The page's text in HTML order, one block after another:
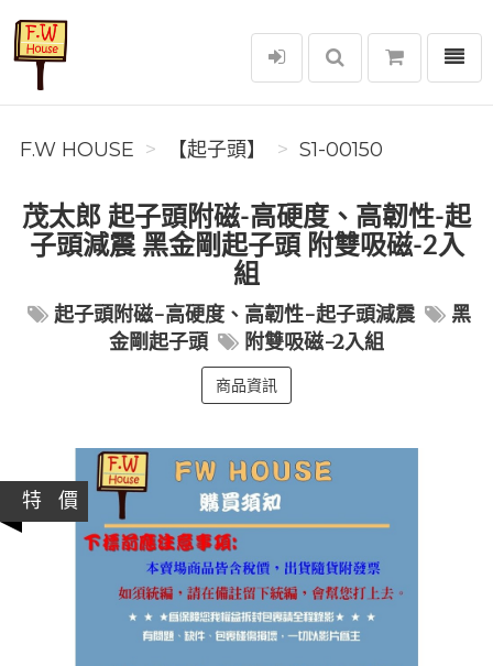
F.W House
選單
F.W HOUSE 【起子頭】 S1-00150
茂太郎 起子頭附磁-高硬度、高韌性-起
子頭減震 黑金剛起子頭 附雙吸磁-2入
組
起子頭附磁-高硬度、高韌性-起子頭減震
黑
金剛起子頭
附雙吸磁-2入組
商品資訊
特 價